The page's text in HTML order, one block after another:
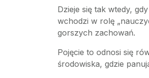
Dzieje się tak wtedy,
wchodzi w rolę
gorszych zachowań.
Pojęcie to odnosi się
środowiska, gdzie